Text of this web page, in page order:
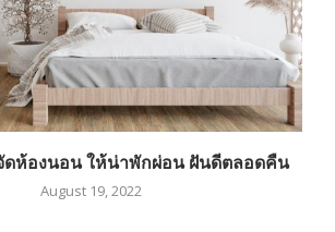
ดห้องนอน ให้น่าพักผ่อน ฝันดีตลอดคืน
August 19, 2022